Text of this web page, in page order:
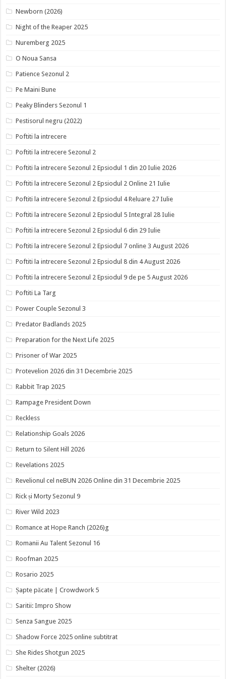
Newborn (2026)
Night of the Reaper 2025
Nuremberg 2025
O Noua Sansa
Patience Sezonul 2
Pe Maini Bune
Peaky Blinders Sezonul 1
Pestisorul negru (2022)
Poftiti la intrecere
Poftiti la intrecere Sezonul 2
Poftiti la intrecere Sezonul 2 Epsiodul 1 din 20 Iulie 2026
Poftiti la intrecere Sezonul 2 Epsiodul 2 Online 21 Iulie
Poftiti la intrecere Sezonul 2 Epsiodul 4 Reluare 27 Iulie
Poftiti la intrecere Sezonul 2 Epsiodul 5 Integral 28 Iulie
Poftiti la intrecere Sezonul 2 Epsiodul 6 din 29 Iulie
Poftiti la intrecere Sezonul 2 Epsiodul 7 online 3 August 2026
Poftiti la intrecere Sezonul 2 Epsiodul 8 din 4 August 2026
Poftiti la intrecere Sezonul 2 Epsiodul 9 de pe 5 August 2026
Poftiti La Targ
Power Couple Sezonul 3
Predator Badlands 2025
Preparation for the Next Life 2025
Prisoner of War 2025
Protevelion 2026 din 31 Decembrie 2025
Rabbit Trap 2025
Rampage President Down
Reckless
Relationship Goals 2026
Return to Silent Hill 2026
Revelations 2025
Revelionul cel neBUN 2026 Online din 31 Decembrie 2025
Rick și Morty Sezonul 9
River Wild 2023
Romance at Hope Ranch (2026)g
Romanii Au Talent Sezonul 16
Roofman 2025
Rosario 2025
Șapte păcate | Crowdwork 5
Saritii: Impro Show
Senza Sangue 2025
Shadow Force 2025 online subtitrat
She Rides Shotgun 2025
Shelter (2026)